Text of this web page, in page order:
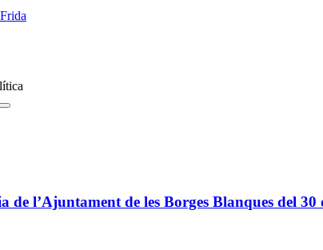
de l’Ajuntament de les Borges Blanques del